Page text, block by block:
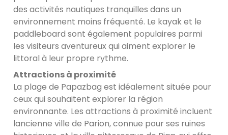
des activités nautiques tranquilles dans un
environnement moins fréquenté. Le kayak et le
paddleboard sont également populaires parmi
les visiteurs aventureux qui aiment explorer le
littoral à leur propre rythme.
Attractions à proximité
La plage de Papazbag est idéalement située pour
ceux qui souhaitent explorer la région
environnante. Les attractions à proximité incluent
lancienne ville de Parion, connue pour ses ruines